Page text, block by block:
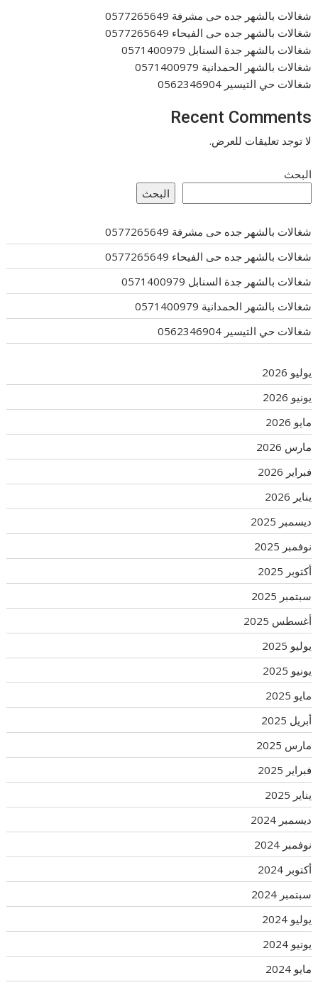
شغالات بالشهر جده حى مشرفة 0577265649
شغالات بالشهر جده حى الفيحاء 0577265649
شغالات بالشهر جدة السنابل 0571400979
شغالات بالشهر الحمدانية 0571400979
شغالات حي التيسير 0562346904
Recent Comments
لا توجد تعليقات للعرض.
البحث
البحث
شغالات بالشهر جده حى مشرفة 0577265649
شغالات بالشهر جده حى الفيحاء 0577265649
شغالات بالشهر جدة السنابل 0571400979
شغالات بالشهر الحمدانية 0571400979
شغالات حي التيسير 0562346904
يوليو 2026
يونيو 2026
مايو 2026
مارس 2026
فبراير 2026
يناير 2026
ديسمبر 2025
نوفمبر 2025
أكتوبر 2025
سبتمبر 2025
أغسطس 2025
يوليو 2025
يونيو 2025
مايو 2025
أبريل 2025
مارس 2025
فبراير 2025
يناير 2025
ديسمبر 2024
نوفمبر 2024
أكتوبر 2024
سبتمبر 2024
يوليو 2024
يونيو 2024
مايو 2024